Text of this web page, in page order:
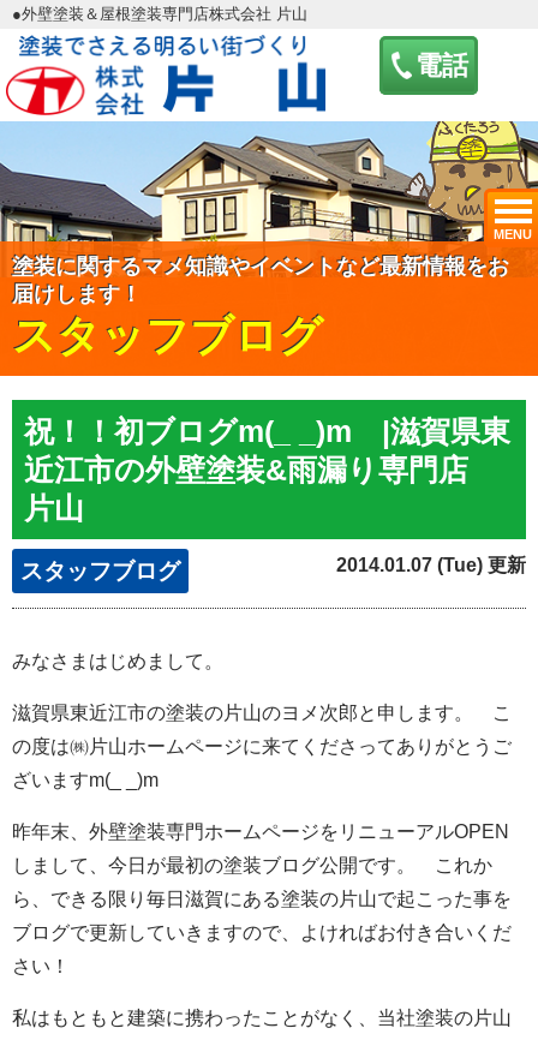
電話
MENU
●外壁塗装＆屋根塗装専門店株式会社 片山
塗装に関するマメ知識やイベントなど最新情報をお
届けします！
スタッフブログ
祝！！初ブログm(_ _)m |滋賀県東
近江市の外壁塗装&雨漏り専門店
片山
スタッフブログ 2014.01.07 (Tue) 更新
みなさまはじめまして。
滋賀県東近江市の塗装の片山のヨメ次郎と申します。 こ
の度は㈱片山ホームページに来てくださってありがとうご
ざいますm(_ _)m
昨年末、外壁塗装専門ホームページをリニューアルOPEN
しまして、今日が最初の塗装ブログ公開です。 これか
ら、できる限り毎日滋賀にある塗装の片山で起こった事を
ブログで更新していきますので、よければお付き合いくだ
さい！
私はもともと建築に携わったことがなく、当社塗装の片山